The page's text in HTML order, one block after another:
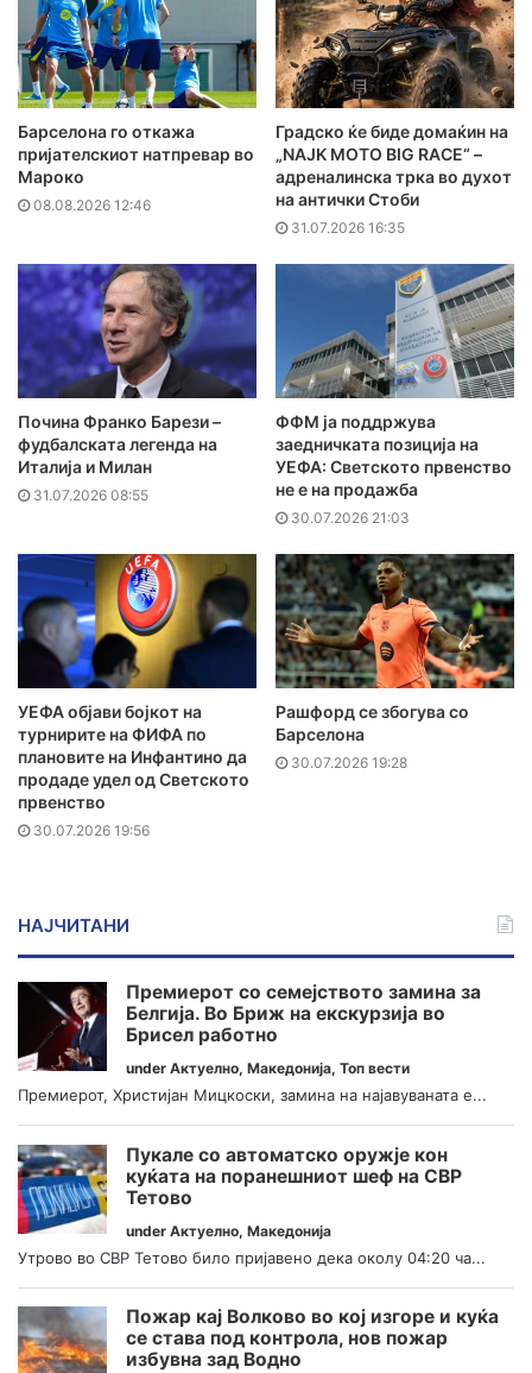
Барселона го откажа
пријателскиот натпревар во
Мароко
08.08.2026 12:46
Градско ќе биде домаќин на
„NAJK MOTO BIG RACE“ –
адреналинска трка во духот
на антички Стоби
31.07.2026 16:35
Почина Франко Барези –
фудбалската легенда на
Италија и Милан
31.07.2026 08:55
ФФМ ја поддржува
заедничката позиција на
УЕФА: Светското првенство
не е на продажба
30.07.2026 21:03
УЕФА објави бојкот на
турнирите на ФИФА по
плановите на Инфантино да
продаде удел од Светското
првенство
30.07.2026 19:56
Рашфорд се збогува со
Барселона
30.07.2026 19:28
НАЈЧИТАНИ
Премиерот со семејството замина за
Белгија. Во Бриж на екскурзија во
Брисел работно
under Актуелно, Македонија, Топ вести
Премиерот, Христијан Мицкоски, замина на најавуваната е...
Пукале со автоматско оружје кон
куќата на поранешниот шеф на СВР
Тетово
under Актуелно, Македонија
Утрово во СВР Тетово било пријавено дека околу 04:20 ча...
Пожар кај Волково во кој изгоре и куќа
се става под контрола, нов пожар
избувна зад Водно